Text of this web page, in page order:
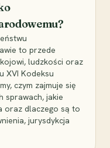
to przede
ludzkości oraz
XVI Kodeksu
czym zajmuje się
sprawach, jakie
oraz dlaczego są to
jurysdykcja